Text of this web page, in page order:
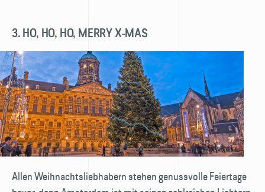
3. HO, HO, HO, MERRY X-MAS
Allen Weihnachtsliebhabern stehen genussvolle Feiertage